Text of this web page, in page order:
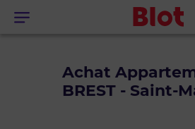
Menu
Achat
BREST - Saint-